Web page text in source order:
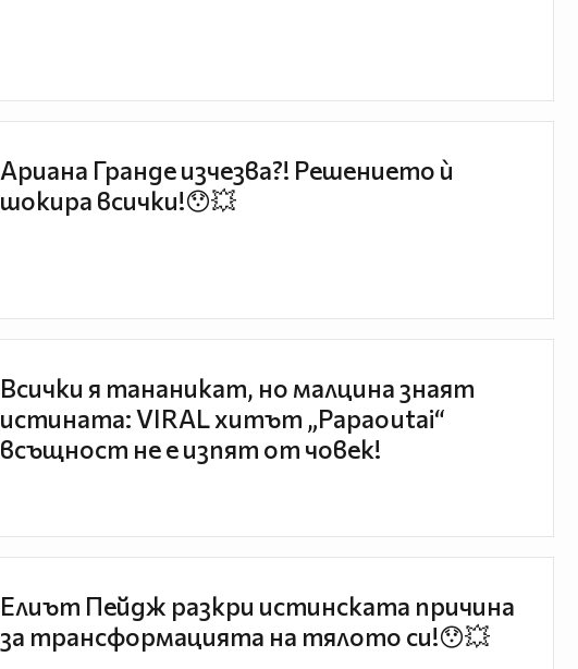
Ариана Гранде изчезва?! Решението ѝ
шокира всички!😯💥
Всички я тананикат, но малцина знаят
истината: VIRAL хитът „Papaoutai“
всъщност не е изпят от човек!
Елиът Пейдж разкри истинската причина
за трансформацията на тялото си!😯💥